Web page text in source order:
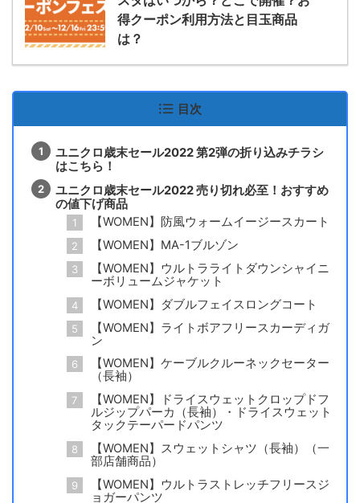
得クーポン利用方法と目玉商品
は？
目次
ユニクロ歳末セール2022 第2弾の折り込みチラシ
はこちら！
ユニクロ歳末セール2022 売り切れ必至！おすすめ
の値下げ商品
【WOMEN】防風ウォームイージースカート
【WOMEN】MA-1ブルゾン
【WOMEN】ウルトラライトダウンシャイニ
ーボリュームジャケット
【WOMEN】ダブルフェイスロングコート
【WOMEN】ライトボアフリースカーディガ
ン
【WOMEN】ケーブルクルーネックセーター
（長袖）
【WOMEN】ドライスウェットクロップドフ
ルジップパーカ（長袖）・ドライスウェット
タックテーパードパンツ
【WOMEN】スウェットシャツ（長袖）（一
部店舗商品）
【WOMEN】ウルトラストレッチフリースジ
ョガーパンツ